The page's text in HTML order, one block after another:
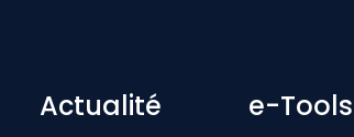
Actualité e-Tools